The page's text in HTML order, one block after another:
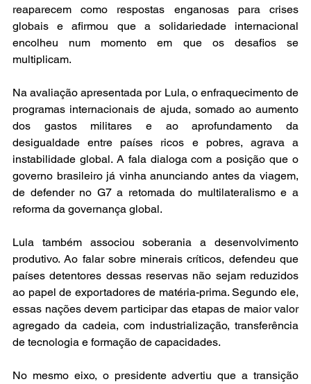
reaparecem como respostas enganosas para crises
globais e afirmou que a solidariedade internacional
encolheu num momento em que os desafios se
multiplicam.
Na avaliação apresentada por Lula, o enfraquecimento de
programas internacionais de ajuda, somado ao aumento
dos gastos militares e ao aprofundamento da
desigualdade entre países ricos e pobres, agrava a
instabilidade global. A fala dialoga com a posição que o
governo brasileiro já vinha anunciando antes da viagem,
de defender no G7 a retomada do multilateralismo e a
reforma da governança global.
Lula também associou soberania a desenvolvimento
produtivo. Ao falar sobre minerais críticos, defendeu que
países detentores dessas reservas não sejam reduzidos
ao papel de exportadores de matéria-prima. Segundo ele,
essas nações devem participar das etapas de maior valor
agregado da cadeia, com industrialização, transferência
de tecnologia e formação de capacidades.
No mesmo eixo, o presidente advertiu que a transição